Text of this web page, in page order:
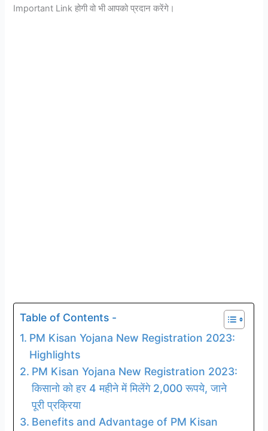
Important Link होगी वो भी आपको प्रदान करेंगे।
Table of Contents -
PM Kisan Yojana New Registration 2023:
Highlights
PM Kisan Yojana New Registration 2023:
किसानो को हर 4 महीने में मिलेंगे 2,000 रूपये, जाने
पूरी प्रक्रिया
Benefits and Advantage of PM Kisan